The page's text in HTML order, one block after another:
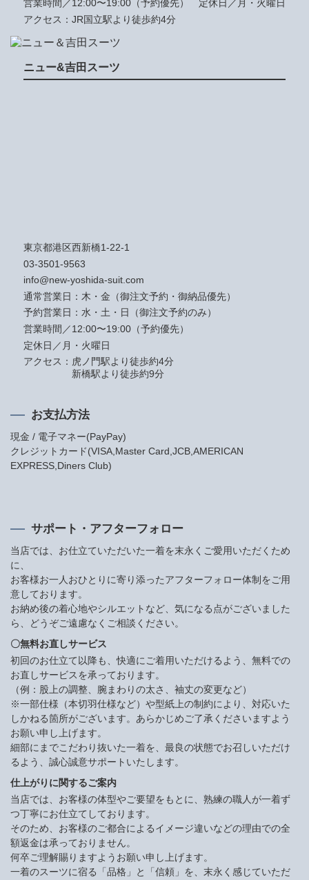
営業時間／12:00〜19:00（予約優先） 定休日／月・火曜日
アクセス：JR国立駅より徒歩約4分
ニュー&吉田スーツ
東京都港区西新橋1-22-1
03-3501-9563
info@new-yoshida-suit.com
通常営業日：木・金（御注文予約・御納品優先）
予約営業日：水・土・日（御注文予約のみ）
営業時間／12:00〜19:00（予約優先）
定休日／月・火曜日
アクセス： 虎ノ門駅より徒歩約4分
新橋駅より徒歩約9分
お支払方法
現金 / 電子マネー(PayPay)
クレジットカード(VISA,Master Card,JCB,AMERICAN
EXPRESS,Diners Club)
サポート・アフターフォロー
当店では、お仕立ていただいた一着を末永くご愛用いただくため
に、
お客様お一人おひとりに寄り添ったアフターフォロー体制をご用
意しております。
お納め後の着心地やシルエットなど、気になる点がございました
ら、どうぞご遠慮なくご相談ください。
〇無料お直しサービス
初回のお仕立て以降も、快適にご着用いただけるよう、無料での
お直しサービスを承っております。
（例：股上の調整、腕まわりの太さ、袖丈の変更など）
※一部仕様（本切羽仕様など）や型紙上の制約により、対応いた
しかねる箇所がございます。あらかじめご了承くださいますよう
お願い申し上げます。
細部にまでこだわり抜いた一着を、最良の状態でお召しいただけ
るよう、誠心誠意サポートいたします。
仕上がりに関するご案内
当店では、お客様の体型やご要望をもとに、熟練の職人が一着ず
つ丁寧にお仕立てしております。
そのため、お客様のご都合によるイメージ違いなどの理由での全
額返金は承っておりません。
何卒ご理解賜りますようお願い申し上げます。
一着のスーツに宿る「品格」と「信頼」を、末永く感じていただ